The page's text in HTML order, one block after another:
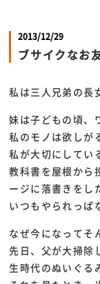
2013/12/29
ブサイクなお
私は三人兄弟の長
妹は子どもの頃、
私のモノは欲しが
私が大切にしてい
教科書を屋根から
ージに落書きをし
いつもやられっぱ
なぜ今になってそ
先日、父が大掃除
生時代のぬいぐる